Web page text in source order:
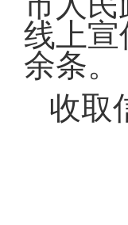
线上宣
余条。
收取